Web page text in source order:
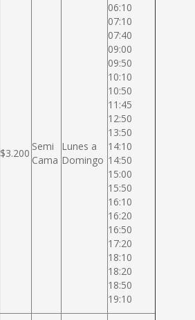
$3.200
Semi
Cama
Lunes a
Domingo
06:10
07:10
07:40
09:00
09:50
10:10
10:50
11:45
12:50
13:50
14:10
14:50
15:00
15:50
16:10
16:20
16:50
17:20
18:10
18:20
18:50
19:10